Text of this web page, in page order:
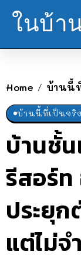
ในบ้า
Home / บ้านนี้
บ้านนี้ที่เป็นจริง
บ้านชั้
รีสอร์
ประยุ
แต่ไม่